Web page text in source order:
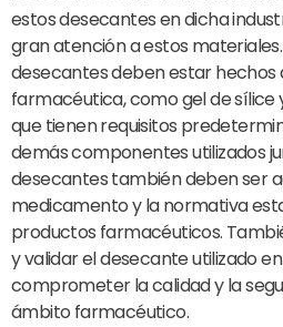
estos desecantes en dicha
gran atención a estos
desecantes deben estar hechos
farmacéutica, como gel de sílice
que tienen requisitos
demás componentes utilizados
desecantes también deben ser
medicamento y la normativa
productos farmacéuticos.
y validar el desecante utilizado
comprometer la calidad y la
ámbito farmacéutico.